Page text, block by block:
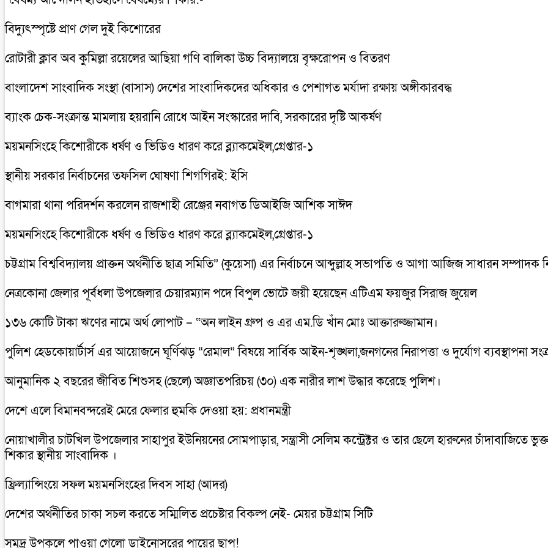
বিদ্যুৎস্পৃষ্টে প্রাণ গেল দুই কিশোরের
রোটারী ক্লাব অব কুমিল্লা রয়েলের আছিয়া গণি বালিকা উচ্চ বিদ্যালয়ে বৃক্ষরোপন ও বিতরণ
বাংলাদেশ সাংবাদিক সংস্থা (বাসাস) দেশের সাংবাদিকদের অধিকার ও পেশাগত মর্যাদা রক্ষায় অঙ্গীকারবদ্ধ
ব্যাংক চেক-সংক্রান্ত মামলায় হয়রানি রোধে আইন সংস্কারের দাবি, সরকারের দৃষ্টি আকর্ষণ
ময়মনসিংহে কিশোরীকে ধর্ষণ ও ভিডিও ধারণ করে ব্ল্যাকমেইল,গ্রেপ্তার-১
স্থানীয় সরকার নির্বাচনের তফসিল ঘোষণা শিগগিরই: ইসি
বাগমারা থানা পরিদর্শন করলেন রাজশাহী রেঞ্জের নবাগত ডিআইজি আশিক সাঈদ
ময়মনসিংহে কিশোরীকে ধর্ষণ ও ভিডিও ধারণ করে ব্ল্যাকমেইল,গ্রেপ্তার-১
চট্টগ্রাম বিশ্ববিদ্যালয় প্রাক্তন অর্থনীতি ছাত্র সমিতি” (কুয়েসা) এর নির্বাচনে আব্দুল্লাহ সভাপতি ও আগা আজিজ সাধারন সম্পাদক
নেত্রকোনা জেলার পূর্বধলা উপজেলার চেয়ারম্যান পদে বিপুল ভোটে জয়ী হয়েছেন এটিএম ফয়জুর সিরাজ জুয়েল
১৩৬ কোটি টাকা ঋণের নামে অর্থ লোপাট – “অন লাইন গ্রুপ ও এর এম.ডি খাঁন মোঃ আক্তারুজ্জামান।
পুলিশ হেডকোয়ার্টার্স এর আয়োজনে ঘূর্ণিঝড় “রেমাল” বিষয়ে সার্বিক আইন-শৃঙ্খলা,জনগনের নিরাপত্তা ও দুর্যোগ ব্যবস্থাপনা
আনুমানিক ২ বছরের জীবিত শিশুসহ (ছেলে) অজ্ঞাতপরিচয় (৩০) এক নারীর লাশ উদ্ধার করেছে পুলিশ।
দেশে এলে বিমানবন্দরেই মেরে ফেলার হুমকি দেওয়া হয়: প্রধানমন্ত্রী
নোয়াখালীর চাটখিল উপজেলার সাহাপুর ইউনিয়নের সোমপাড়ার, সন্ত্রাসী সেলিম কন্ট্রেক্টর ও তার ছেলে হারুনের
শিকার স্থানীয় সাংবাদিক ।
ফ্রিল্যান্সিংয়ে সফল ময়মনসিংহের দিবস সাহা (আদর)
দেশের অর্থনীতির চাকা সচল করতে সম্মিলিত প্রচেষ্টার বিকল্প নেই- মেয়র চট্টগ্রাম সিটি
সমুদ্র উপকূলে পাওয়া গেলো ডাইনোসরের পায়ের ছাপ!